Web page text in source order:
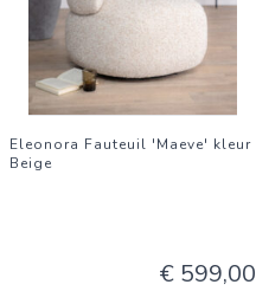
Eleonora Fauteuil 'Maeve' kleur
Beige
€ 599,00